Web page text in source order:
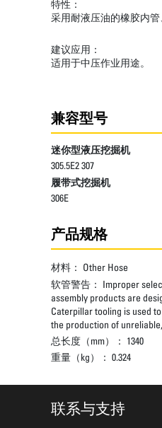
特性：
采用耐液压油的橡胶内
建议应用：
适用于中压作业用途。
兼容型号
迷你型液压挖掘机
305.5E2 307
履带式挖掘机
306E
产品规格
材料： Other Hose
软管警告： Improper
assembly products are
Caterpillar tooling is used
the production of
总长度（mm）： 1340
重量（kg）： 0.324
联系与支持